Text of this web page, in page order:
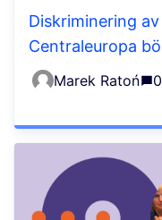
Diskriminering
Centraleuropa
Marek Ratoń 0